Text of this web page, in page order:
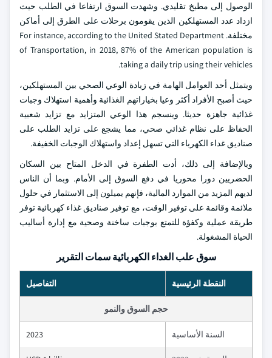
الوصول إلى مطبخ تقليدي. وشهدت السوق ارتفاعا في الطلب حيث
ازداد عدد المستهلكين الذين يقومون برحلات على الطرق إلى أماكن
مختلفة. For instance, according to the United Stated Department
of Transportation, in 2018, 87% of the American population is
taking a daily trip using their vehicles.
ويتمثل أحد العوامل الهامة في زيادة الوعي الصحي بين المستهلكين،
حيث أصبح الأفراد أكثر وعيا بخياراتهم الغذائية وأهمية استهلاك وجبات
غذائية جاهزة حديثا. وينسجم هذا الوعي المتزايد مع تزايد شعبية
الحفاظ على نظام غذائي صحي، مما يشجع على تزايد الطلب على
صناديق غداء الكهرباء التي تسهل إعداد واستهلاك الوجبات الخفيفة.
وبالإضافة إلى ذلك، أدت الطفرة في الدخل المتاح بين السكان
الحضريين دورا محوريا في دفع السوق إلى الأمام. وبما أن الناس
لديهم المزيد من الموارد المالية، فإنهم يميلون إلى الاستثمار في حلول
ملائمة وقائمة على توفير الوقت، مع توفير صناديق غذاء كهربائية توفر
طريقة عملية وكفؤة للتمتع بوجبات ساخنة وصحية مع إدارة أساليب
الحياة المشغولة.
سوق علب الغداء الكهربائية سمات التقرير
النقطة الرئيسية التفاصيل
حجم السوق والنمو
السنة الأساسية 2023